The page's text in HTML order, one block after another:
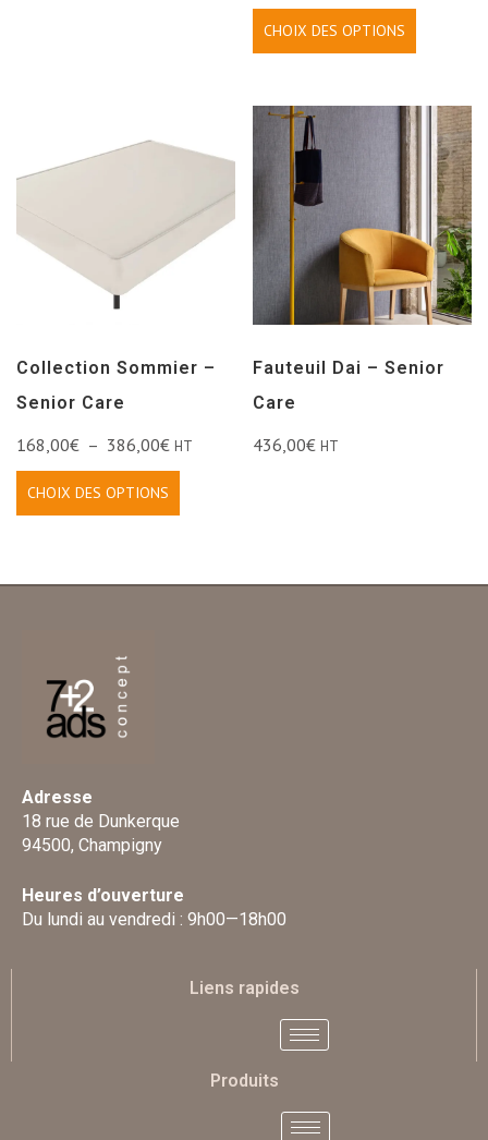
CHOIX DES OPTIONS
Collection Sommier –
Senior Care
168,00€ – 386,00€ HT
CHOIX DES OPTIONS
Fauteuil Dai – Senior
Care
436,00€ HT
Adresse
18 rue de Dunkerque
94500, Champigny
Heures d’ouverture
Du lundi au vendredi : 9h00—18h00
Liens rapides
Produits